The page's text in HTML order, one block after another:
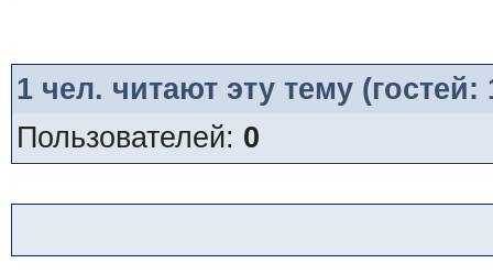
1чел. читают эту тему
Пользователей: 0